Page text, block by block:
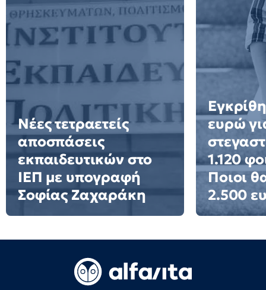
Νέες τετραετείς
αποσπάσεις
εκπαιδευτικών στο
ΙΕΠ με υπογραφή
Σοφίας Ζαχαράκη
ευρώ
1.120
Ποιοι
2.500